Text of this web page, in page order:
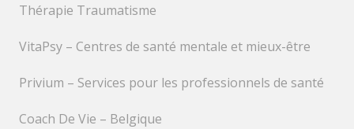
Thérapie Traumatisme
VitaPsy – Centres de santé mentale et mieux-être
Privium – Services pour les professionnels de santé
Coach De Vie – Belgique